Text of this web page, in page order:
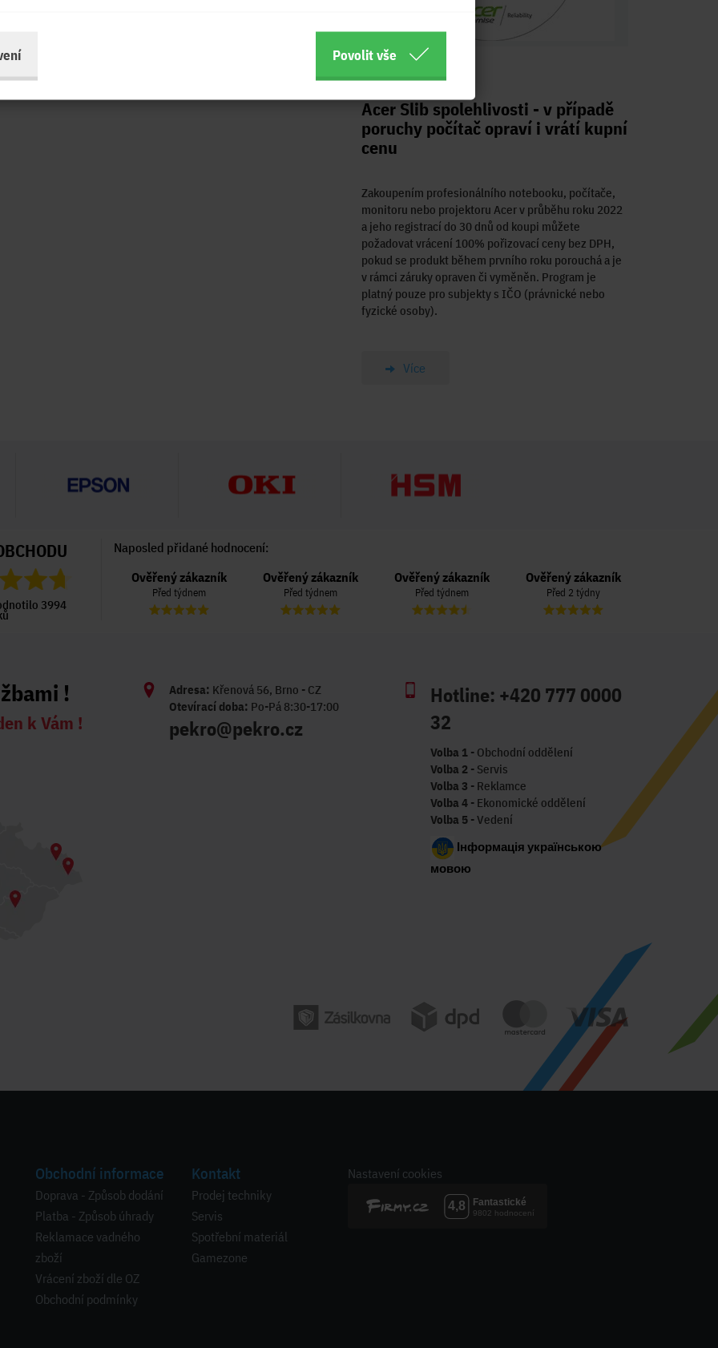
01.09.2022
Acer Slib spolehlivosti - v případě
poruchy počítač opraví i vrátí kupní
cenu
Zakoupením profesionálního notebooku, počítače,
monitoru nebo projektoru Acer v průběhu roku 2022
a jeho registrací do 30 dnů od koupi můžete
požadovat vrácení 100% pořizovací ceny bez DPH,
pokud se produkt během prvního roku porouchá a je
v rámci záruky opraven či vyměněn. Program je
platný pouze pro subjekty s IČO (právnické nebo
fyzické osoby).
Více
3994
Naposled přidané hodnocení:
Ověřený zákazník
Před 6 dny
Ověřený zákazník
Před týdnem
Ověřený zákazník
Před týdnem
Ověřený zákazník
Před týdnem
Ověřený zákazník
Před 2 týdny
!
k Vám !
Adresa: Křenová 56, Brno - CZ
Otevírací doba: Po-Pá 8:30-17:00
pekro@pekro.cz
Hotline: +420 777 0000
32
Volba 1 - Obchodní oddělení
Volba 2 - Servis
Volba 3 - Reklamce
Volba 4 - Ekonomické oddělení
Volba 5 - Vedení
Інформація українською
мовою
Obchodní informace
Doprava - Způsob dodání
Platba - Způsob úhrady
Reklamace vadného
zboží
Vrácení zboží dle OZ
Obchodní podmínky
Kontakt
Prodej techniky
Servis
Spotřební materiál
Gamezone
Nastavení cookies
Povolit vše